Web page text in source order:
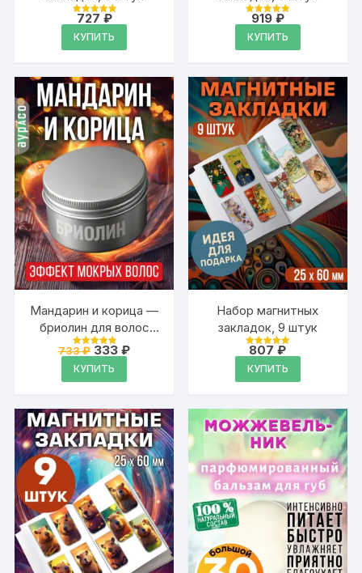
Оценка
из 5
727 ₽
КУПИТЬ
Оценка
из 5
919 ₽
КУПИТЬ
Мандарин и корица —
бриолин для волос
Аурасо средней
фиксации
Оценка
из 5
733₽Первоначальная
цена
составляла
733 ₽.
333₽Текущая
КУПИТЬ
Набор магнитных
закладок, 9 штук
Оценка
из 5
807₽
КУПИТЬ